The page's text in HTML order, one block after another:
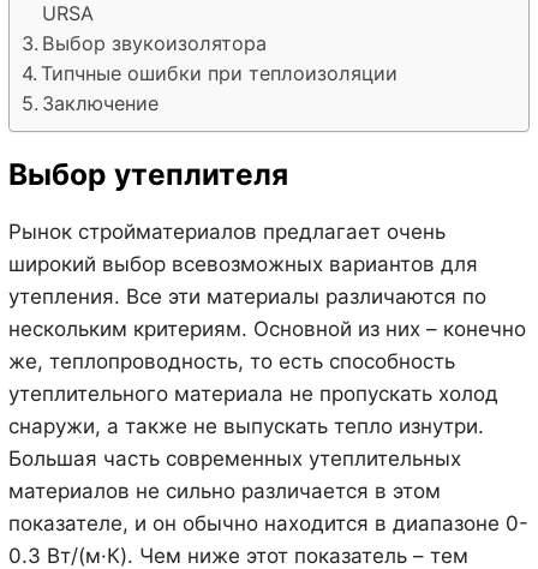
URSA
Выбор звукоизолятора
Типчные ошибки при теплоизоляции
Заключение
Выбор утеплителя
Рынок стройматериалов предлагает очень
широкий выбор всевозможных вариантов для
утепления. Все эти материалы различаются по
нескольким критериям. Основной из них – конечно
же, теплопроводность, то есть способность
утеплительного материала не пропускать холод
снаружи, а также не выпускать тепло изнутри.
Большая часть современных утеплительных
материалов не сильно различается в этом
показателе, и он обычно находится в диапазоне 0-
0.3 Вт/(м·К). Чем ниже этот показатель – тем